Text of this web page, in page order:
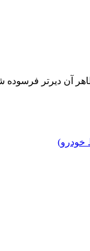
آن دیرتر فرسوده